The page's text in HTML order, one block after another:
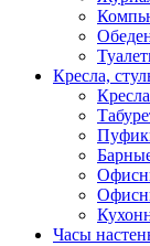
Кресла,
Часы